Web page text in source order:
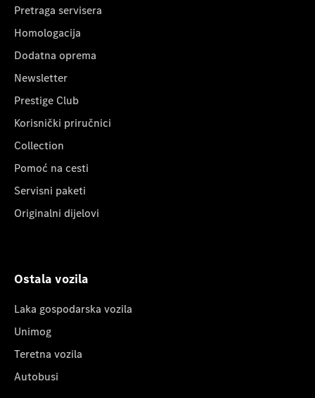
Pretraga servisera
Homologacija
Dodatna oprema
Newsletter
Prestige Club
Korisnički priručnici
Collection
Pomoć na cesti
Servisni paketi
Originalni dijelovi
Ostala vozila
Laka gospodarska vozila
Unimog
Teretna vozila
Autobusi